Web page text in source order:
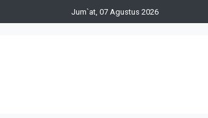
Jum`at, 07 Agustus 2026